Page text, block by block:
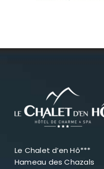
Le Chalet d’en Hô***
Hameau des Chazals